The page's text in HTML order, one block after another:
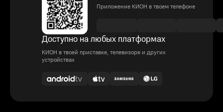
Приложение КИОН в твоем телефоне
Доступно на любых платформах
КИОН в твоей приставке, телевизоре и других
устройствах